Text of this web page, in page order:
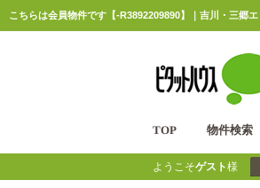
こちらは会員物件です【-R3892209890】｜吉川・三郷
TOP 物件検索
ようこそゲスト様